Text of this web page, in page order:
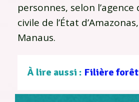
personnes, selon l’agence
civile de l’État
Manaus.
À lire aussi :